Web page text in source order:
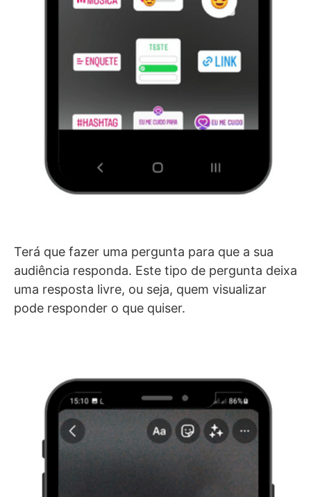
Terá que fazer uma pergunta para que a sua
audiência responda. Este tipo de pergunta deixa
uma resposta livre, ou seja, quem visualizar
pode responder o que quiser.